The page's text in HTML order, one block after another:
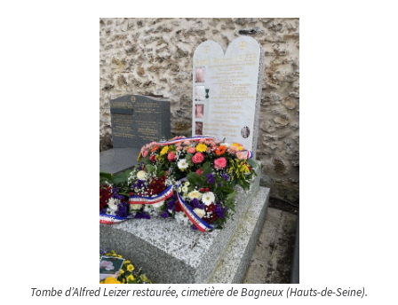
Tombe d’Alfred Leizer restaurée, cimetière de Bagneux (Hauts-de-Seine).